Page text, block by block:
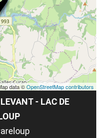
et
- LAC DE
data ©OpenStreetMap contributors